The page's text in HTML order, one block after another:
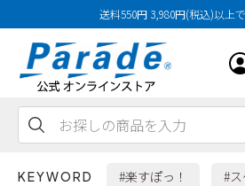
送料550円 3,980円(税込)以上
KEYWORD #楽すぽっ！ #